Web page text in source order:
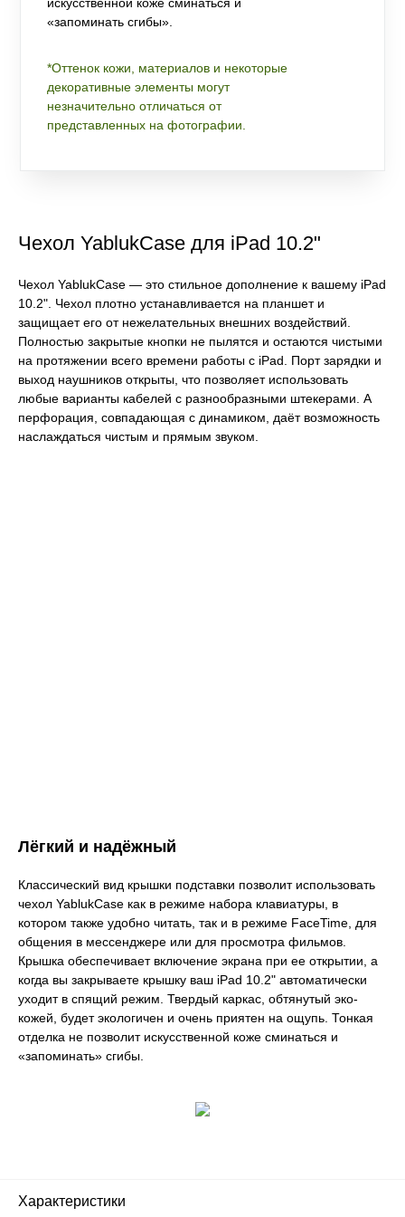
«запоминать сгибы».
*Оттенок кожи, материалов и некоторые
декоративные элементы могут
незначительно отличаться от
представленных на фотографии.
Чехол YablukCase для iPad 10.2"
Чехол YablukCase — это стильное дополнение к вашему iPad
10.2". Чехол плотно устанавливается на планшет и
защищает его от нежелательных внешних воздействий.
Полностью закрытые кнопки не пылятся и остаются чистыми
на протяжении всего времени работы с iPad. Порт зарядки и
выход наушников открыты, что позволяет использовать
любые варианты кабелей с разнообразными штекерами. А
перфорация, совпадающая с динамиком, даёт возможность
наслаждаться чистым и прямым звуком.
Лёгкий и надёжный
Классический вид крышки подставки позволит использовать
чехол YablukCase как в режиме набора клавиатуры, в
котором также удобно читать, так и в режиме FaceTime, для
общения в мессенджере или для просмотра фильмов.
Крышка обеспечивает включение экрана при ее открытии, а
когда вы закрываете крышку ваш iPad 10.2" автоматически
уходит в спящий режим. Твердый каркас, обтянутый эко-
кожей, будет экологичен и очень приятен на ощупь. Тонкая
отделка не позволит искусственной коже сминаться и
«запоминать» сгибы.
Характеристики